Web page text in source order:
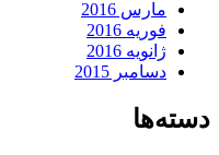
مارس 2016
فوریه 2016
ژانویه 2016
دسامبر 2015
دسته‌ها